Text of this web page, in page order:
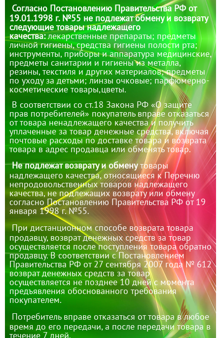
Согласно Постановлению Правительства РФ от
19.01.1998 г. №55 не подлежат обмену и возврату
следующие товары надлежащего
качества:лекарственные препараты; предметы
личной гигиены, средства гигиены полости рта;
инструменты, приборы и аппаратура медицинские,
предметы санитарии и гигиены из металла,
резины, текстиля и других материалов; предметы
по уходу за детьми; линзы очковые; парфюмерно-
косметические товары,цветы.
В соответствии со ст.18 Закона РФ «О защите
прав потребителей» покупатель вправе отказаться
от товара ненадлежащего качества и получить
уплаченные за товар денежные средства, включая
почтовые расходы по доставке товара и возврата
товара в адрес продавца или обменять товар.
Не подлежат возврату и обменутовары
надлежащего качества, относящиеся к Перечню
непродовольственных товаров надлежащего
качества, не подлежащих возврату или обмену
согласно Постановлению Правительства РФ от 19
января 1998 г. №55.
При дистанционном способе возврата товара
продавцу, возврат денежных средств за товар
осуществляется после поступления товара обратно
продавцу. В соответствии с Постановлением
Правительства РФ от 27 сентября 2007 года № 612
возврат денежных средств за товар
осуществляется не позднее 10 дней с момента
предъявления обоснованного требования
покупателем.
Потребитель вправе отказаться от товара в любое
время до его передачи, а после передачи товара в
течение 7 дней.